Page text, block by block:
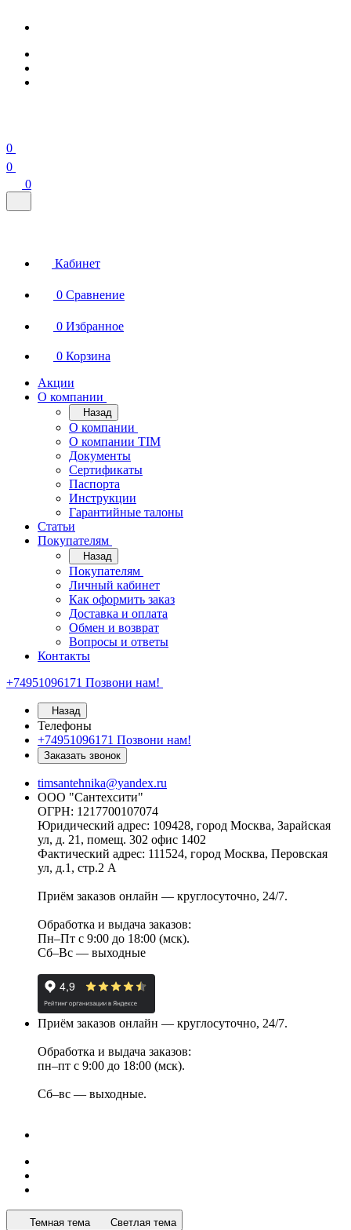
0
0
0
Кабинет
0 Сравнение
0 Избранное
0 Корзина
Акции
О компании
Назад
О компании
О компании TIM
Документы
Сертификаты
Паспорта
Инструкции
Гарантийные талоны
Статьи
Покупателям
Назад
Покупателям
Личный кабинет
Как оформить заказ
Доставка и оплата
Обмен и возврат
Вопросы и ответы
Контакты
+74951096171 Позвони нам!
Назад
Телефоны
+74951096171 Позвони нам!
Заказать звонок
timsantehnika@yandex.ru
ООО "Сантехсити"
ОГРН: 1217700107074
Юридический адрес: 109428, город Москва, Зарайская
ул, д. 21, помещ. 302 офис 1402
Фактический адрес: 111524, город Москва, Перовская
ул, д.1, стр.2 А
Приём заказов онлайн — круглосуточно, 24/7.
Обработка и выдача заказов:
Пн–Пт с 9:00 до 18:00 (мск).
Сб–Вс — выходные
Приём заказов онлайн — круглосуточно, 24/7.
Обработка и выдача заказов:
пн–пт с 9:00 до 18:00 (мск).
Сб–вс — выходные.
Темная тема Светлая тема